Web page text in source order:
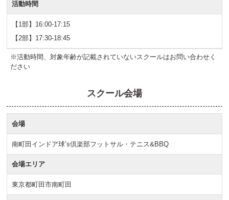
活動時間
【1部】16:00-17:15
【2部】17:30-18:45
※活動時間、対象年齢が記載されていないスクールはお問い合わせく
ださい
スクール会場
会場
南町田インドア球’s倶楽部フットサル・テニス&BBQ
会場エリア
東京都町田市南町田